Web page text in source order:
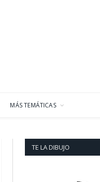
MÁS TEMÁTICAS
TE LA DIBUJO